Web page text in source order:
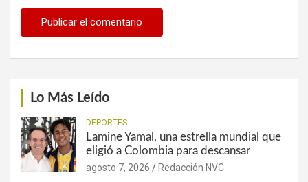
Lo Más Leído
DEPORTES
Lamine Yamal, una estrella mundial que
eligió a Colombia para descansar
agosto 7, 2026 Redacción NVC